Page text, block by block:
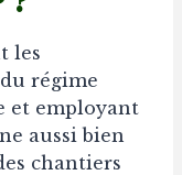
les
régime
et employant
aussi bien
chantiers